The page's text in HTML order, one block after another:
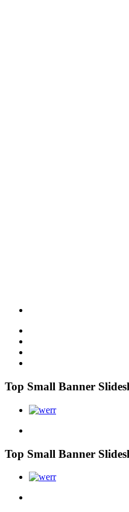
Top Small Banner
Top Small Banner